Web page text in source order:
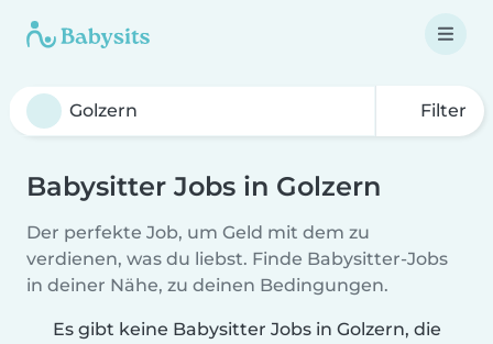
Filter
Babysitter Jobs in Golzern
Der perfekte Job, um Geld mit dem zu
verdienen, was du liebst. Finde Babysitter-Jobs
in deiner Nähe, zu deinen Bedingungen.
Es gibt keine Babysitter Jobs in Golzern, die